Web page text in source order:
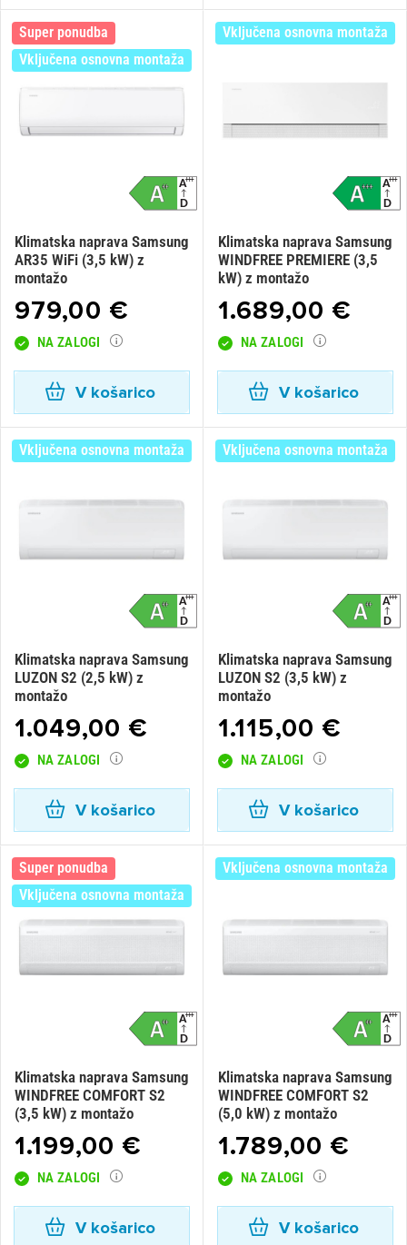
Super ponudba
Vključena osnovna montaža
Klimatska naprava Samsung
AR35 WiFi (3,5 kW) z
montažo
979,00 €
NA ZALOGI
V košarico
Vključena osnovna montaža
Klimatska naprava Samsung
WINDFREE PREMIERE (3,5
kW) z montažo
1.689,00 €
NA ZALOGI
V košarico
Vključena osnovna montaža
Klimatska naprava Samsung
LUZON S2 (2,5 kW) z
montažo
1.049,00 €
NA ZALOGI
V košarico
Vključena osnovna montaža
Klimatska naprava Samsung
LUZON S2 (3,5 kW) z
montažo
1.115,00 €
NA ZALOGI
V košarico
Super ponudba
Vključena osnovna montaža
Klimatska naprava Samsung
WINDFREE COMFORT S2
(3,5 kW) z montažo
1.199,00 €
NA ZALOGI
V košarico
Vključena osnovna montaža
Klimatska naprava Samsung
WINDFREE COMFORT S2
(5,0 kW) z montažo
1.789,00 €
NA ZALOGI
V košarico